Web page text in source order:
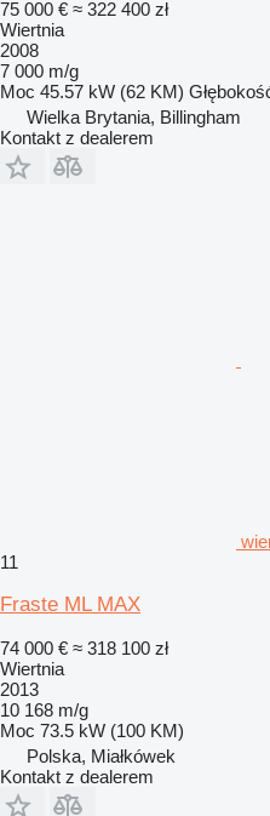
75 000 € ≈ 322 400 zł
Wiertnia
2008
7 000 m/g
Moc 45.57 kW (62 KM)
Wielka Brytania, Billingham
Kontakt z dealerem
11
Fraste ML MAX
74 000 € ≈ 318 100 zł
Wiertnia
2013
10 168 m/g
Moc 73.5 kW (100 KM)
Polska, Miałkówek
Kontakt z dealerem